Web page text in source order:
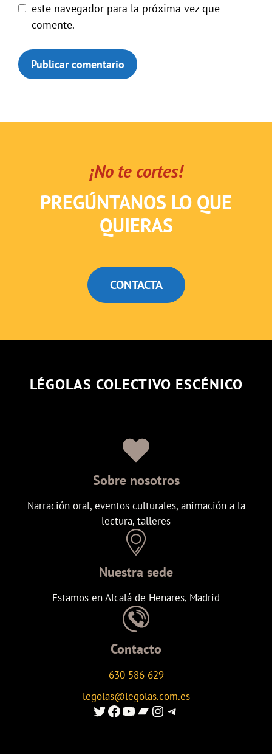
este navegador para la próxima vez que
comente.
¡No te cortes!
PREGÚNTANOS LO QUE
QUIERAS
CONTACTA
LÉGOLAS COLECTIVO ESCÉNICO
Sobre nosotros
Narración oral, eventos culturales, animación a la
lectura, talleres
Nuestra sede
Estamos en Alcalá de Henares, Madrid
Contacto
630 586 629
legolas@legolas.com.es
Enlace al Twitter de Legolas
Enlace a Facebook de Legolas
Enlace al canal de youtube de Legolas
Enlace al canal de Ivoox de Legolas
Enlace al instagram de Legolas
Enlace al canal de telegram de Legolas